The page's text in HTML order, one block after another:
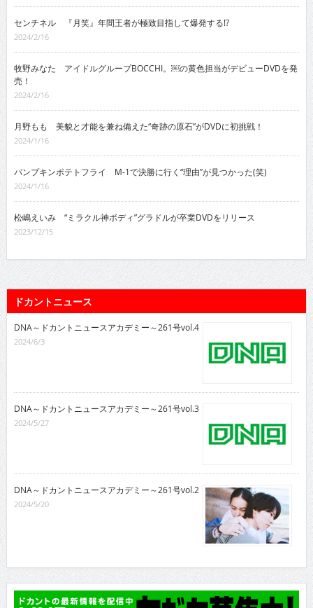
センチネル 『月笑』年間王者が極致目指して爆発する!?
2024/2/16
牧野みなた アイドルグループBOCCHI。￼の黄色担当がデビューDVDを発
売！
2024/2/16
月野もも 美貌と才能を兼ね備えた“奇跡の原石”がDVDに初挑戦！
2024/1/16
パンプキンポテトフライ M-1で決勝に行く“理由”が見つかった(笑)
2024/1/16
松嶋えいみ “ミラクル神ボディ”グラドルが卒業DVDをリリース
2023/12/15
ドカントニュース
DNA～ドカントニュースアカデミー～261号vol.4
2024/6/3
DNA～ドカントニュースアカデミー～261号vol.3
2024/5/27
DNA～ドカントニュースアカデミー～261号vol.2
2024/5/20